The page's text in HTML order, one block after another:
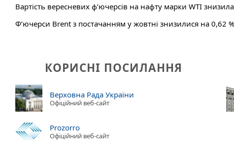
Вартість вересневих ф’ючерсів на нафту марки WTI
Ф’ючерси Brent з постачанням у жовтні знизилися на 0,62
КОРИСНІ ПОСИЛАННЯ
Верховна Рада України
Офіційний веб-сайт
Prozorro
Офіційний веб-сайт